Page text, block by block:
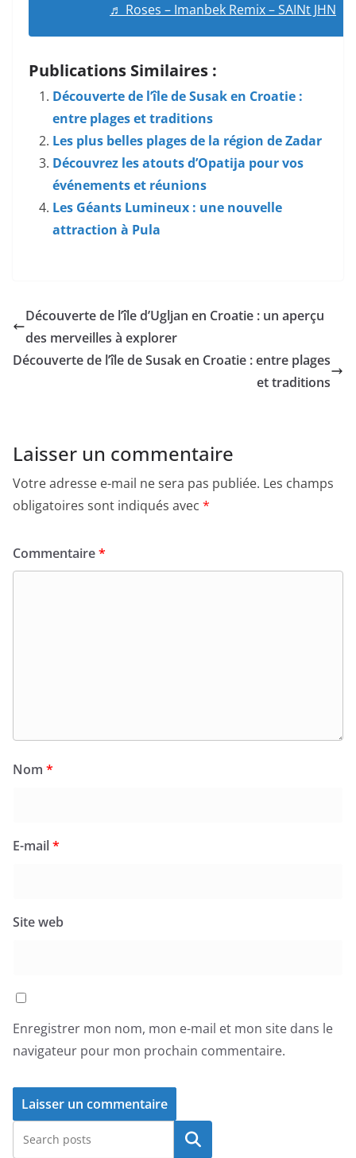
♬ Roses – Imanbek Remix – SAINt JHN
Publications Similaires :
Découverte de l’île de Susak en Croatie :
entre plages et traditions
Les plus belles plages de la région de Zadar
Découvrez les atouts d’Opatija pour vos
événements et réunions
Les Géants Lumineux : une nouvelle
attraction à Pula
Découverte de l’île d’Ugljan en Croatie : un aperçu
des merveilles à explorer
Découverte de l’île de Susak en Croatie : entre plages
et traditions
Laisser un commentaire
Votre adresse e-mail ne sera pas publiée. Les champs
obligatoires sont indiqués avec *
Commentaire*
Nom *
E-mail*
Site web
Enregistrer mon nom, mon e-mail et mon site dans le
navigateur pour mon prochain commentaire.
Rechercher